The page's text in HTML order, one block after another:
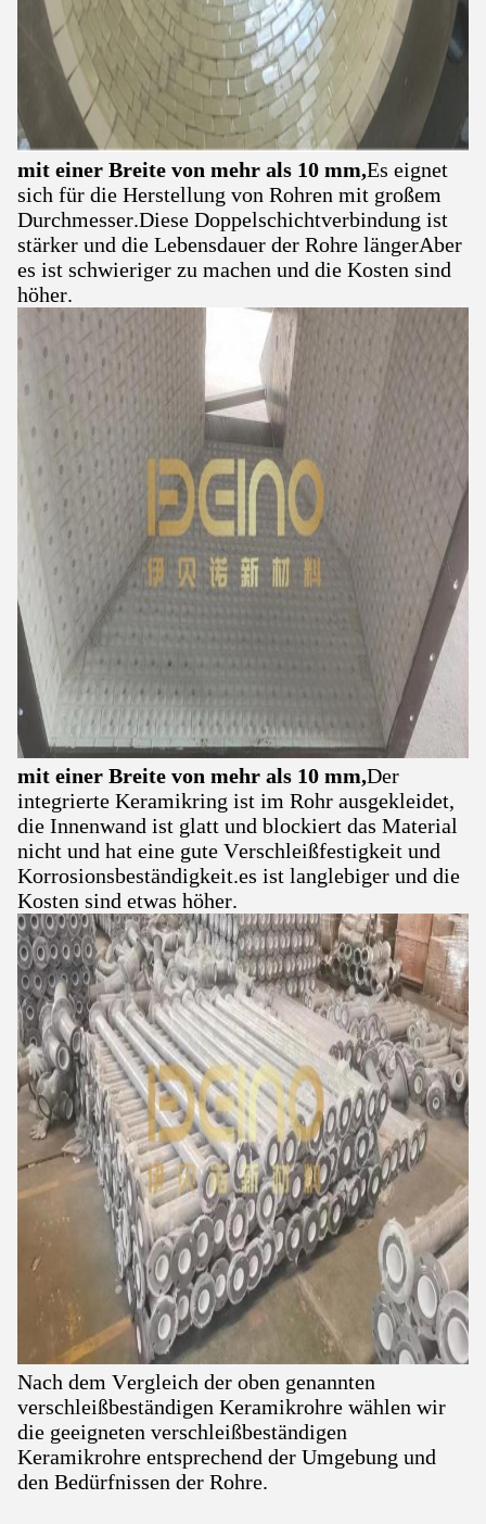
mit einer Breite von mehr als 10 mm,Es eignet
sich für die Herstellung von Rohren mit großem
Durchmesser.Diese Doppelschichtverbindung ist
stärker und die Lebensdauer der Rohre längerAber
es ist schwieriger zu machen und die Kosten sind
höher.
mit einer Breite von mehr als 10 mm,Der
integrierte Keramikring ist im Rohr ausgekleidet,
die Innenwand ist glatt und blockiert das Material
nicht und hat eine gute Verschleißfestigkeit und
Korrosionsbeständigkeit.es ist langlebiger und die
Kosten sind etwas höher.
Nach dem Vergleich der oben genannten
verschleißbeständigen Keramikrohre wählen wir
die geeigneten verschleißbeständigen
Keramikrohre entsprechend der Umgebung und
den Bedürfnissen der Rohre.